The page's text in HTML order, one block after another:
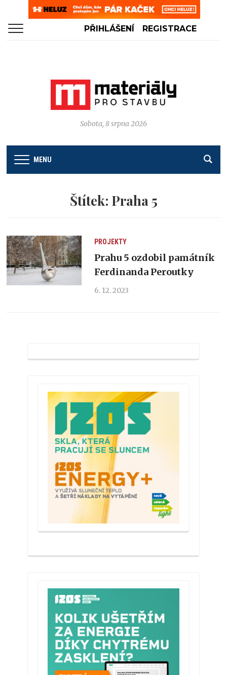
PŘIHLÁŠENÍ REGISTRACE
Sobota, 8 srpna 2026
MENU
Štítek: Praha 5
PROJEKTY
Prahu 5 ozdobil památník
Ferdinanda Peroutky
6. 12. 2023